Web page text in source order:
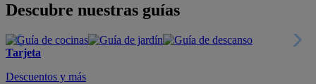
Descubre nuestras guías
Tarjeta
Descuentos y más